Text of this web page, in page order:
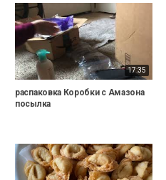
17:35
распаковка Коробки с Амазона
посылка